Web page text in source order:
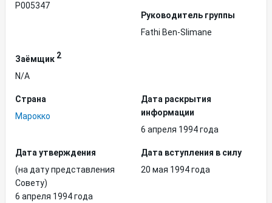
P005347
Руководитель группы
Fathi Ben-Slimane
Заёмщик 2
N/A
Страна
Марокко
Дата раскрытия
информации
6 апреля 1994 года
Дата утверждения
(на дату представления
Совету)
6 апреля 1994 года
Дата вступления в силу
20 мая 1994 года